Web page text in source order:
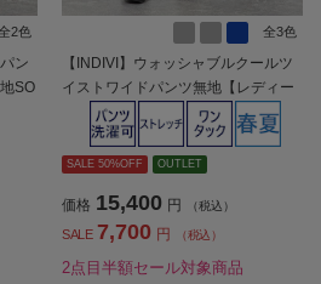
2色
ン
SO
全3色
【INDIVI】ウォッシャブルクールツ
イストワイドパンツ無地【レディー
SALE 50%OFF OUTLET
価格 15,400 円 （税込）
SALE 7,700 円 （税込）
2点目半額セール対象商品